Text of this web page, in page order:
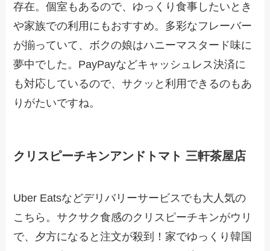
存在。個室もあるので、ゆっくり食事したいとき
や家族での利用にもおすすめ。多彩なフレーバー
が揃っていて、ボクの娘はハニーマスタード味に
夢中でした。PayPayなどキャッシュレス決済に
も対応しているので、サクッと利用できるのもあ
りがたいですね。
クリスピーチキンアンドトマト 三軒茶屋店
Uber Eatsなどデリバリーサービスでも大人気の
こちら。サクサク食感のクリスピーチキンがウリ
で、夕方になると注文が殺到！家でゆっくり韓国